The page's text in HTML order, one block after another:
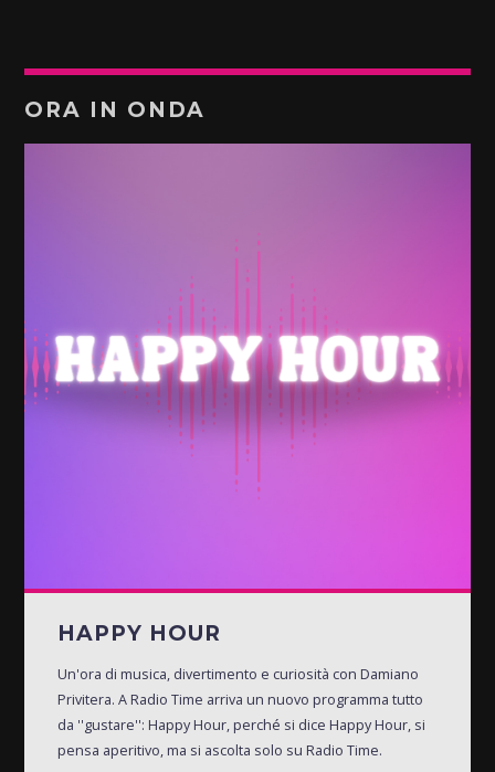
ORA IN ONDA
HAPPY HOUR
Un'ora di musica, divertimento e curiosità con Damiano
Privitera. A Radio Time arriva un nuovo programma tutto
da ''gustare'': Happy Hour, perché si dice Happy Hour, si
pensa aperitivo, ma si ascolta solo su Radio Time.